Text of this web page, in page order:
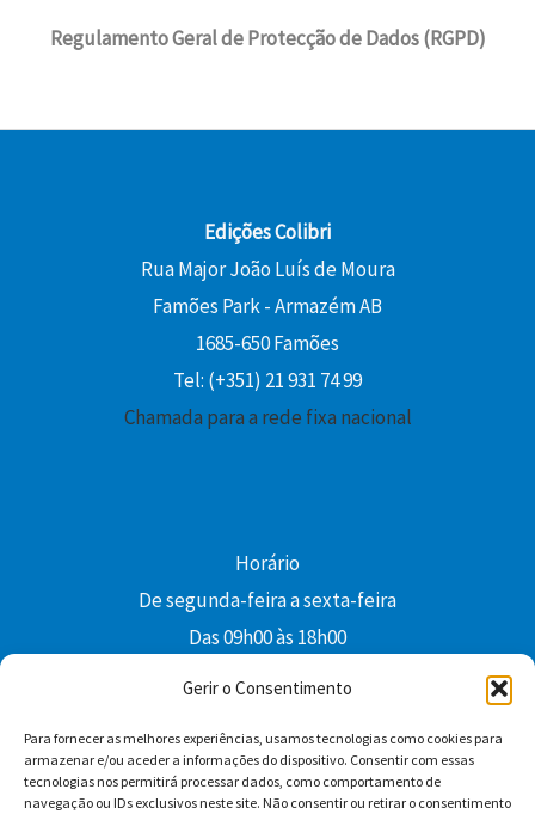
Gerir o Consentimento
Para fornecer as melhores experiências, usamos tecnologias como cookies para
armazenar e/ou aceder a informações do dispositivo. Consentir com essas
tecnologias nos permitirá processar dados, como comportamento de
navegação ou IDs exclusivos neste site. Não consentir ou retirar o consentimento
Regulamento Geral de Protecção de Dados (RGPD)
Edições Colibri
Rua Major João Luís de Moura
Famões Park - Armazém AB
1685-650 Famões
Tel: (+351) 21 931 74 99
Chamada para a rede fixa nacional
Horário
De segunda-feira a sexta-feira
Das 09h00 às 18h00
Facebook YouTube Instagram
Whatsapp
Condições Gerais de Venda